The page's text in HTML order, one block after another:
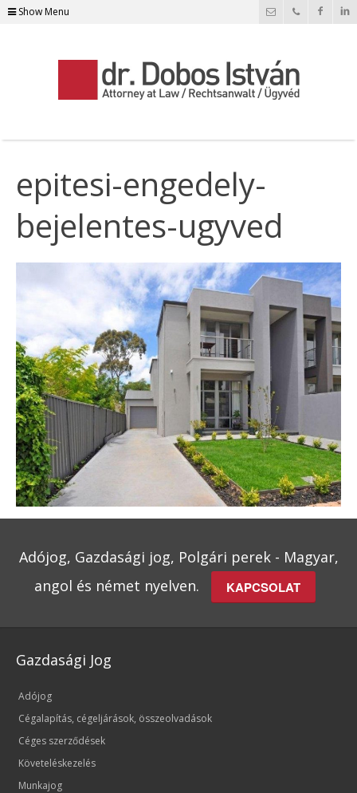
Show Menu
epitesi-engedely-
bejelentes-ugyved
Adójog, Gazdasági jog, Polgári perek - Magyar,
angol és német nyelven.
KAPCSOLAT
Gazdasági Jog
Adójog
Cégalapítás, cégeljárások, összeolvadások
Céges szerződések
Követeléskezelés
Munkajog